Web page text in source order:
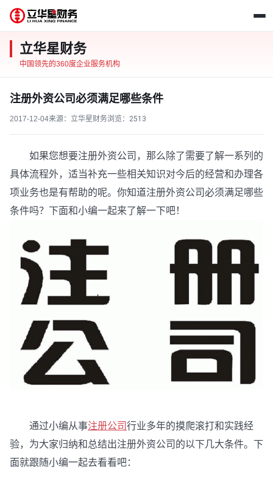
立华星财务
中国领先的360度企业服务机构
注册外资公司必须满足哪些条件
2017-12-04来源：立华星财务浏览： 2513
如果您想要注册外资公司，那么除了需要了解一系列的
具体流程外，适当补充一些相关知识对今后的经营和办理各
项业务也是有帮助的呢。你知道注册外资公司必须满足哪些
条件吗？下面和小编一起来了解一下吧！
通过小编从事注册公司行业多年的摸爬滚打和实践经
验，为大家归纳和总结出注册外资公司的以下几大条件。下
面就跟随小编一起去看看吧：